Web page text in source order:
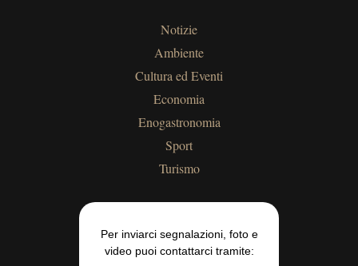
Notizie
Ambiente
Cultura ed Eventi
Economia
Enogastronomia
Sport
Turismo
Per inviarci segnalazioni, foto e
video puoi contattarci tramite: